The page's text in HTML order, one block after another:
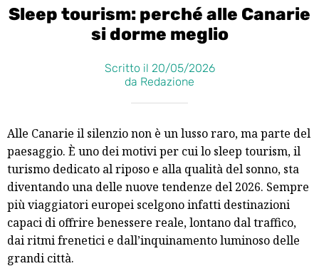
Sleep tourism: perché alle Canarie
si dorme meglio
Scritto il 20/05/2026
da Redazione
Alle Canarie il silenzio non è un lusso raro, ma parte del
paesaggio. È uno dei motivi per cui lo sleep tourism, il
turismo dedicato al riposo e alla qualità del sonno, sta
diventando una delle nuove tendenze del 2026. Sempre
più viaggiatori europei scelgono infatti destinazioni
capaci di offrire benessere reale, lontano dal traffico,
dai ritmi frenetici e dall’inquinamento luminoso delle
grandi città.